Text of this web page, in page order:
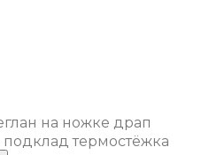
на ножке драп
термостёжка